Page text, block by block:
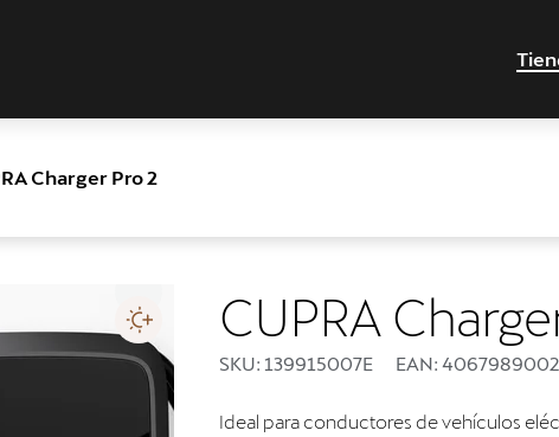
Charger Pro 2
CUPRA
SKU: 139915007E EAN:
Ideal para conductores de vehículos